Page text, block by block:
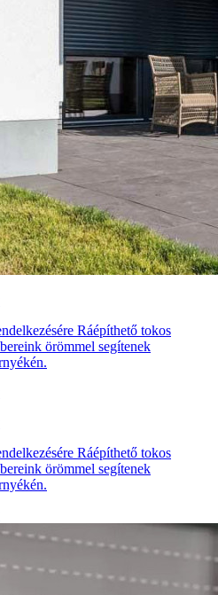
Ráépíthető tokos
örömmel segítenek
Ráépíthető tokos
örömmel segítenek